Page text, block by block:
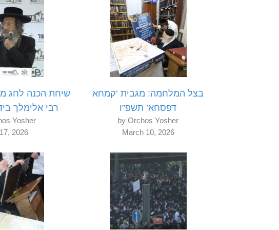
שיחת הכנה לחג
רבי אלימלך
Yosher
2026
בצל המלחמה: מגבית ‘קמחא
דפסחא’ תשפ”ו
by Orchos Yosher
March 10, 2026